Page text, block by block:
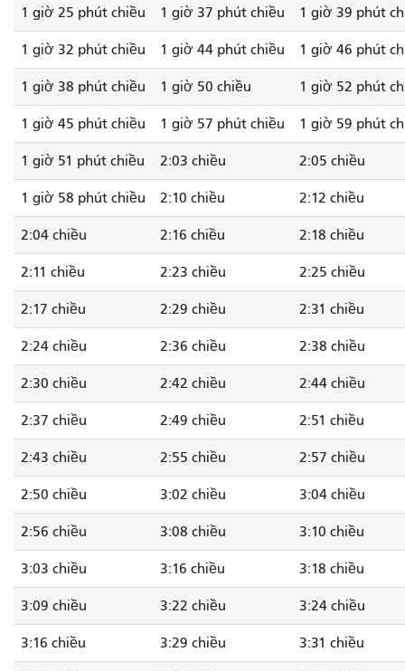
1 giờ 25 phút chiều 1 giờ 37 phút chiều 1 giờ 39 phút
1 giờ 32 phút chiều 1 giờ 44 phút chiều 1 giờ 46 phút
1 giờ 38 phút chiều 1 giờ 50 chiều 1 giờ 52 phút
1 giờ 45 phút chiều 1 giờ 57 phút chiều 1 giờ 59 phút
1 giờ 51 phút chiều 2:03 chiều 2:05 chiều
1 giờ 58 phút chiều 2:10 chiều 2:12 chiều
2:04 chiều 2:16 chiều 2:18 chiều
2:11 chiều 2:23 chiều 2:25 chiều
2:17 chiều 2:29 chiều 2:31 chiều
2:24 chiều 2:36 chiều 2:38 chiều
2:30 chiều 2:42 chiều 2:44 chiều
2:37 chiều 2:49 chiều 2:51 chiều
2:43 chiều 2:55 chiều 2:57 chiều
2:50 chiều 3:02 chiều 3:04 chiều
2:56 chiều 3:08 chiều 3:10 chiều
3:03 chiều 3:16 chiều 3:18 chiều
3:09 chiều 3:22 chiều 3:24 chiều
3:16 chiều 3:29 chiều 3:31 chiều